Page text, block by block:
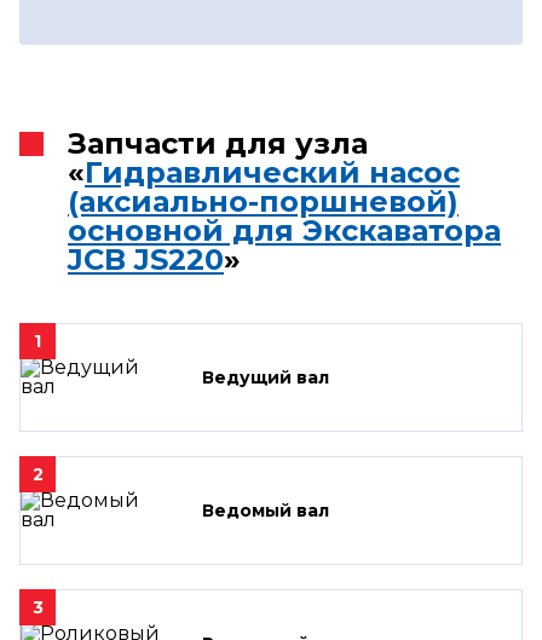
Запчасти для узла
«Гидравлический насос
(аксиально-поршневой)
основной для Экскаватора
JCB JS220»
1
Ведущий вал
2
Ведомый вал
3